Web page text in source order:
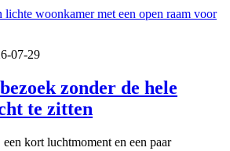
07-29
zonder de hele
te zitten
kort luchtmoment en een paar